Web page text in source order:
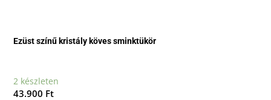
Ezüst színű kristály köves sminktükör
2 készleten
43.900 Ft